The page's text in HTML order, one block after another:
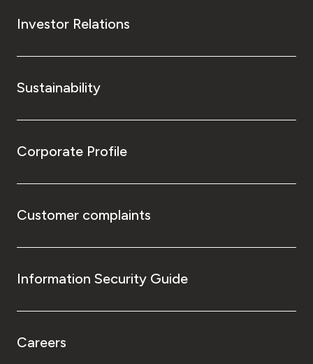
Investor Relations
Sustainability
Corporate Profile
Customer complaints
Information Security Guide
Careers